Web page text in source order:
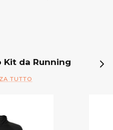
Kit da Running
TUTTO